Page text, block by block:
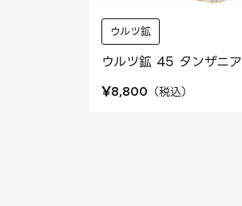
ウルツ鉱
ウルツ鉱 45 タンザニア
¥8,800 （税込）